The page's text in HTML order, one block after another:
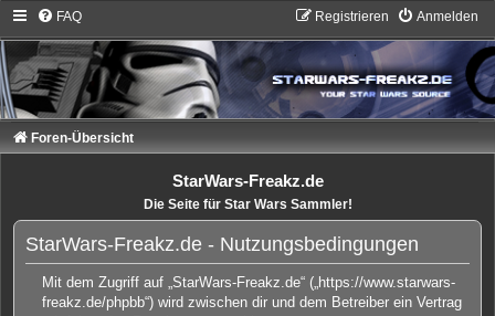
FAQ Anmelden
Registrieren
Foren-Übersicht
StarWars-Freakz.de
Die Seite für Star Wars Sammler!
StarWars-Freakz.de - Nutzungsbedingungen
Mit dem Zugriff auf „StarWars-Freakz.de“ („https://www.starwars-
freakz.de/phpbb“) wird zwischen dir und dem Betreiber ein Vertrag